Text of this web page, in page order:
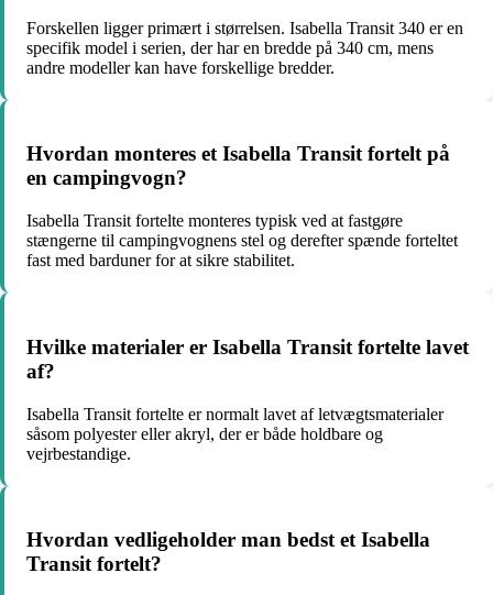
Forskellen ligger primært i størrelsen. Isabella Transit 340 er en
specifik model i serien, der har en bredde på 340 cm, mens
andre modeller kan have forskellige bredder.
Hvordan monteres et Isabella Transit fortelt på
en campingvogn?
Isabella Transit fortelte monteres typisk ved at fastgøre
stængerne til campingvognens stel og derefter spænde forteltet
fast med barduner for at sikre stabilitet.
Hvilke materialer er Isabella Transit fortelte lavet
af?
Isabella Transit fortelte er normalt lavet af letvægtsmaterialer
såsom polyester eller akryl, der er både holdbare og
vejrbestandige.
Hvordan vedligeholder man bedst et Isabella
Transit fortelt?